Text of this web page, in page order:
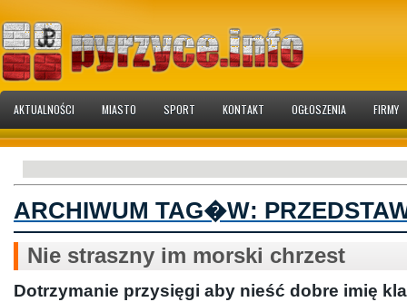
AKTUALNOŚCI MIASTO SPORT KONTAKT OGŁOSZENIA FIRMY
ARCHIWUM TAG�W:
Nie straszny im morski chrzest
Dotrzymanie przysięgi aby nieść dobre imię